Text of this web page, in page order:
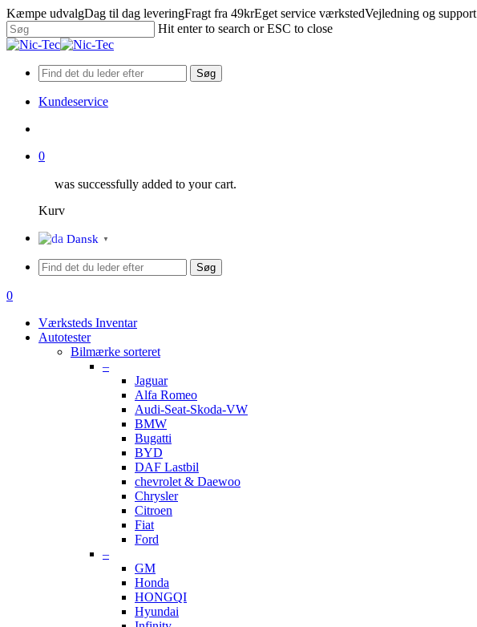
Skip
to
main
Kæmpe udvalgDag til dag leveringFragt fra 49krEget service værkstedVejledning og support
Hit enter to search or ESC to close
Close
Søg
Kundeservice
0
was successfully added to your cart.
Kurv
Menu
Dansk ▼
Søg
search
0
Værksteds Inventar
Autotester
Bilmærke sorteret
–
Jaguar
Alfa Romeo
Audi-Seat-Skoda-VW
BMW
Bugatti
BYD
DAF Lastbil
chevrolet & Daewoo
Chrysler
Citroen
Fiat
Ford
–
GM
Honda
HONGQI
Hyundai